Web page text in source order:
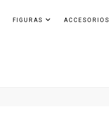
FIGURAS ACCESORIOS